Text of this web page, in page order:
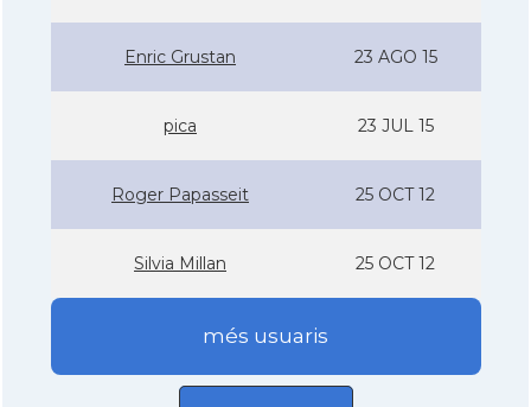
Enric Grustan 23 AGO 15
pica 23 JUL 15
Roger Papasseit 25 OCT 12
Silvia Millan 25 OCT 12
més usuaris